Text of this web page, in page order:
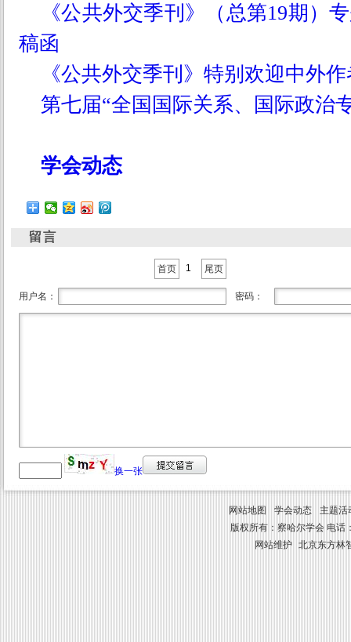
《公共外交季刊》（总第19期）
稿函
《公共外交季刊》特别欢迎中外
第七届“全国国际关系、国际政治
学会动态
首页 1 尾页
用户名： 密码：
换一张
网站地图 学会动态
主题活
版权所有：察哈尔学会 电话
网站维护 北京东方林